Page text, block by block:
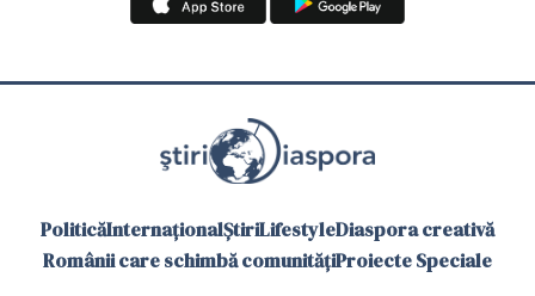
PoliticăInternaționalȘtiriLifestyleDiaspora creativă
Românii care schimbă comunitățiProiecte Speciale